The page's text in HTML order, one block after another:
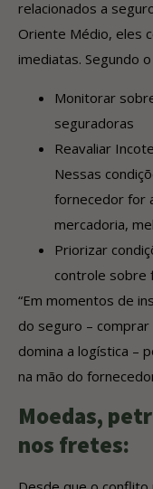
relacionados a
Oriente Médio, eles
imediatas. Segundo
Monitorar
seguradoras
Reavaliar
Nessas
fornecedor for
mercadoria,
Priorizar
controle sobre
“Em momentos de
do seguro –
domina a logística –
na mão do
Moedas,
nos fretes: